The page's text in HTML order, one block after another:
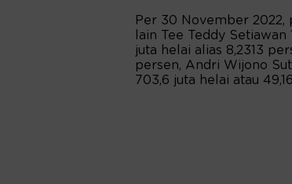
Per 30 November 2022,
lain Tee Teddy Setiawan
juta helai alias 8,2313
persen, Andri Wijono
703,6 juta helai atau